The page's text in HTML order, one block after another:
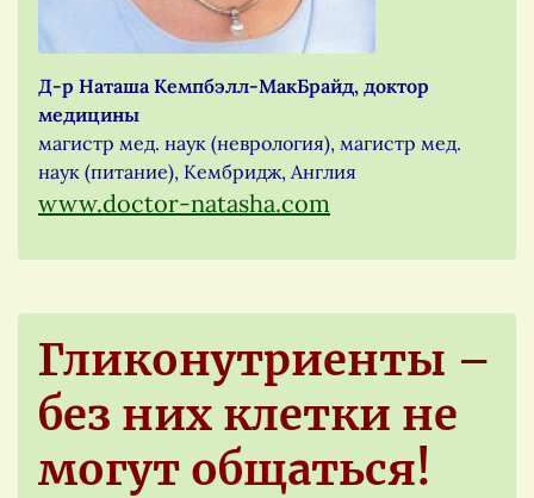
Д-р Наташа Кемпбэлл-МакБрайд, доктор
медицины
магистр мед. наук (неврология), магистр мед.
наук (питание), Кембридж, Англия
www.doctor-natasha.com
Гликонутриенты –
без них клетки не
могут общаться!